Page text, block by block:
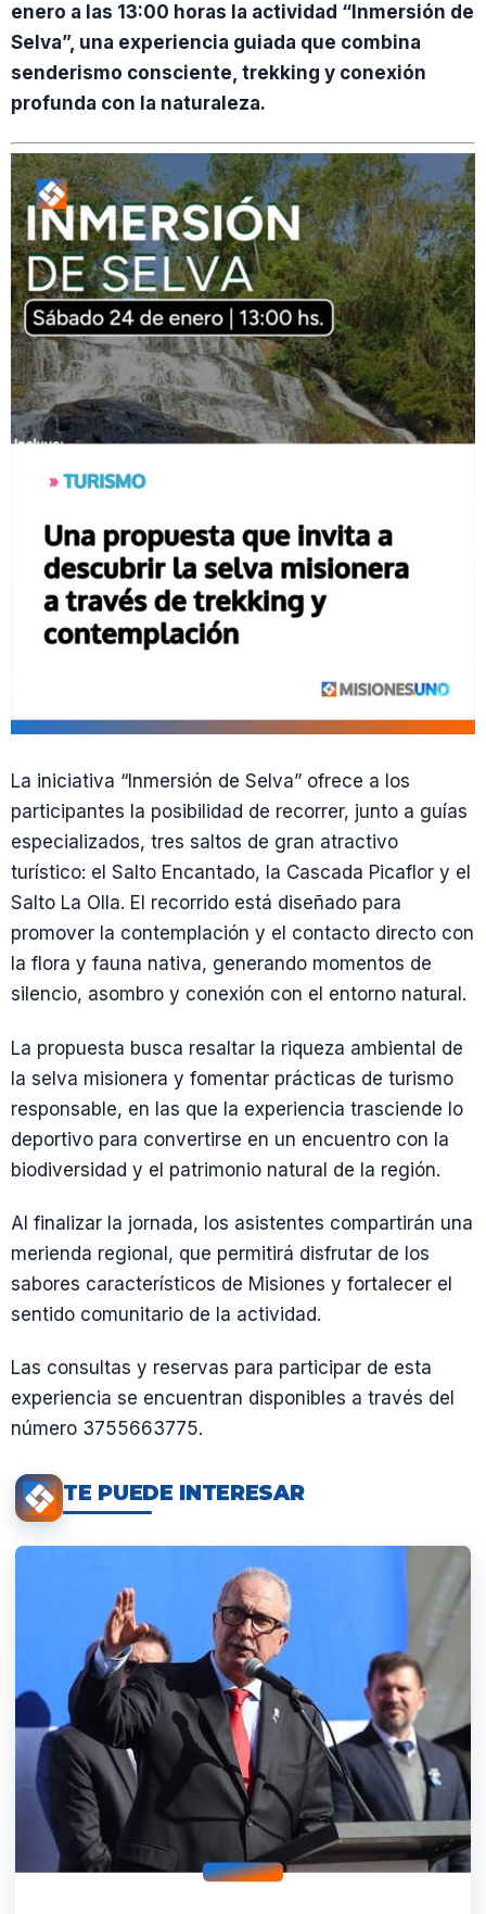
enero a las 13:00 horas la actividad “Inmersión de
Selva”, una experiencia guiada que combina
senderismo consciente, trekking y conexión
profunda con la naturaleza.
La iniciativa “Inmersión de Selva” ofrece a los
participantes la posibilidad de recorrer, junto a guías
especializados, tres saltos de gran atractivo
turístico: el Salto Encantado, la Cascada Picaflor y el
Salto La Olla. El recorrido está diseñado para
promover la contemplación y el contacto directo con
la flora y fauna nativa, generando momentos de
silencio, asombro y conexión con el entorno natural.
La propuesta busca resaltar la riqueza ambiental de
la selva misionera y fomentar prácticas de turismo
responsable, en las que la experiencia trasciende lo
deportivo para convertirse en un encuentro con la
biodiversidad y el patrimonio natural de la región.
Al finalizar la jornada, los asistentes compartirán una
merienda regional, que permitirá disfrutar de los
sabores característicos de Misiones y fortalecer el
sentido comunitario de la actividad.
Las consultas y reservas para participar de esta
experiencia se encuentran disponibles a través del
número 3755663775.
TE PUEDE INTERESAR